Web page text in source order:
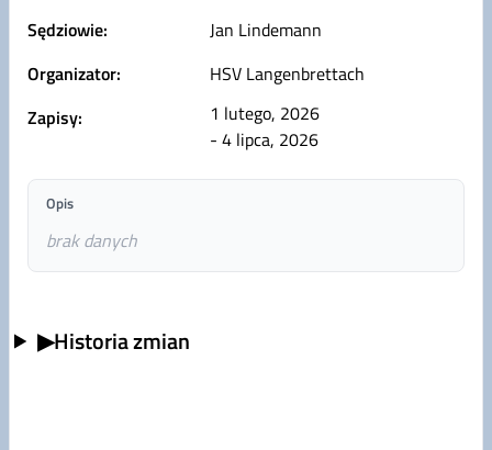
Sędziowie:
Jan Lindemann
Organizator:
HSV Langenbrettach
Zapisy:
1 lutego, 2026
- 4 lipca, 2026
Opis
brak danych
▶Historia zmian